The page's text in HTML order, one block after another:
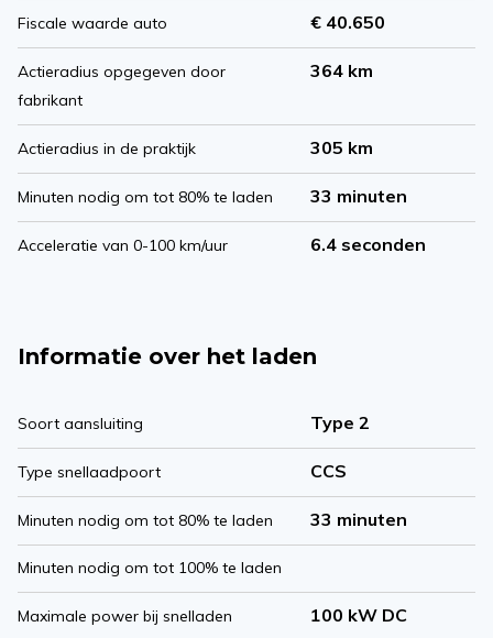
Fiscale waarde auto € 40.650
Actieradius opgegeven door
fabrikant
364 km
Actieradius in de praktijk 305 km
Minuten nodig om tot 80% te laden 33 minuten
Acceleratie van 0-100 km/uur 6.4 seconden
Informatie over het laden
Soort aansluiting Type 2
Type snellaadpoort CCS
Minuten nodig om tot 80% te laden 33 minuten
Minuten nodig om tot 100% te laden
Maximale power bij snelladen 100 kW DC